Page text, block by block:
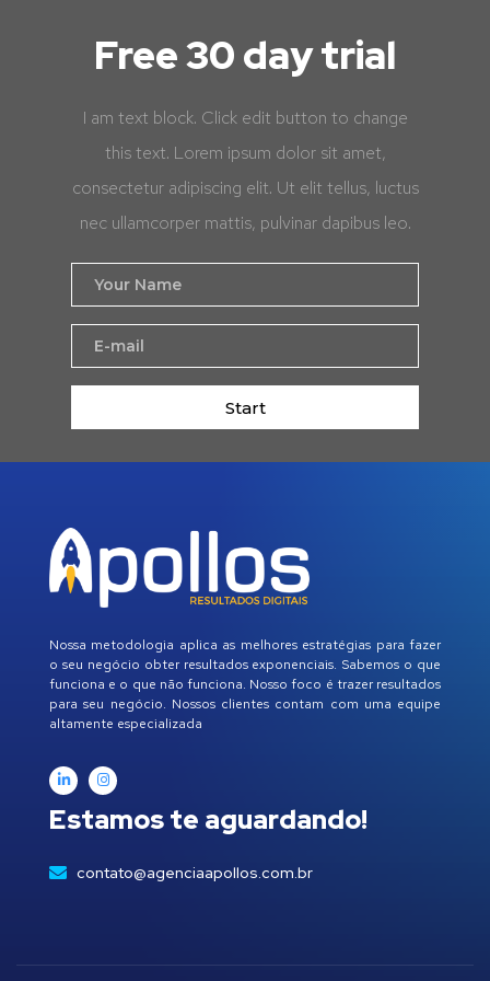
Free 30 day trial
I am text block. Click edit button to change
this text. Lorem ipsum dolor sit amet,
consectetur adipiscing elit. Ut elit tellus, luctus
nec ullamcorper mattis, pulvinar dapibus leo.
Start
Nossa metodologia aplica as melhores estratégias para fazer
o seu negócio obter resultados exponenciais. Sabemos o que
funciona e o que não funciona. Nosso foco é trazer resultados
para seu negócio. Nossos clientes contam com uma equipe
altamente especializada
Estamos te aguardando!
contato@agenciaapollos.com.br